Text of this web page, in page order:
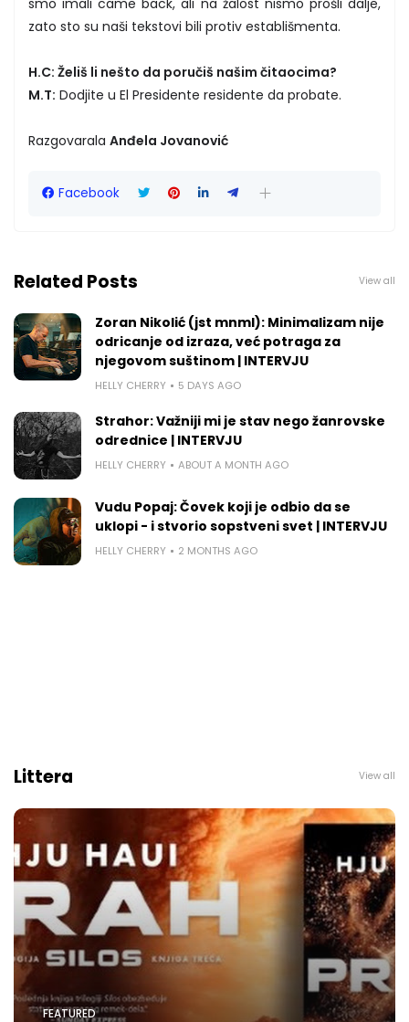
zato sto su naši tekstovi bili protiv establišmenta.
H.C: Želiš li nešto da poručiš našim čitaocima?
M.T: Dodjite u El Presidente residente da probate.
Razgovarala Anđela Jovanović
Facebook
Related Posts View all
Zoran Nikolić (jst mnml): Minimalizam nije
odricanje od izraza, već potraga za
njegovom suštinom | INTERVJU
HELLY CHERRY 5 DAYS AGO
Strahor: Važniji mi je stav nego žanrovske
odrednice | INTERVJU
HELLY CHERRY ABOUT A MONTH AGO
Vudu Popaj: Čovek koji je odbio da se
uklopi - i stvorio sopstveni svet | INTERVJU
HELLY CHERRY 2 MONTHS AGO
Littera View all
FEATURED